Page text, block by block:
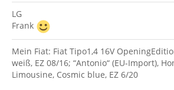
LG
Frank
Mein Fiat: Fiat Tipo1,4 16V
weiß, EZ 08/16; “Antonio“ (EU-Import),
Limousine, Cosmic blue, EZ 6/20